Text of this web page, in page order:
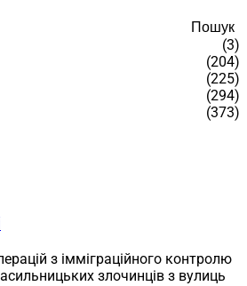
Пошук
(3)
(204)
(225)
(294)
(373)
з імміграційного контролю
злочинців з вулиць